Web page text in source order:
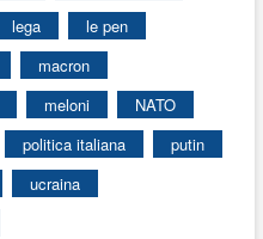
lega
le pen
macron
meloni
NATO
politica italiana
putin
ucraina